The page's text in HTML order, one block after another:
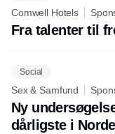
Comwell Hotels
Fra talenter til
Social
Sex & Samfund
Ny
dårligste i